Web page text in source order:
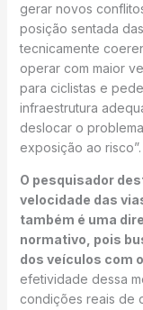
gerar novos
posição sentada
tecnicamente
operar com maior
para ciclistas e
infraestrutura
deslocar o
exposição ao risco”.
O pesquisador
velocidade das
também é uma
normativo, pois
dos veículos com
efetividade dessa
condições reais de